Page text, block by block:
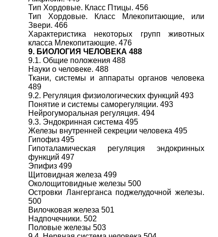
Тип Хордовые. Класс Птицы. 456
Тип Хордовые. Класс Млекопитающие, или
Звери. 466
Характеристика некоторых групп животных
класса Млекопитающие. 476
9. БИОЛОГИЯ ЧЕЛОВЕКА 488
9.1. Общие положения 488
Науки о человеке. 488
Ткани, системы и аппараты органов человека
489
9.2. Регуляция физиологических функций 493
Понятие и системы саморегуляции. 493
Нейрогуморальная регуляция. 494
9.3. Эндокринная система 495
Железы внутренней секреции человека 495
Гипофиз 495
Гипоталамическая регуляция эндокринных
функций 497
Эпифиз 499
Щитовидная железа 499
Околощитовидные железы 500
Островки Лангерганса поджелудочной железы.
500
Вилочковая железа 501
Надпочечники. 502
Половые железы 503